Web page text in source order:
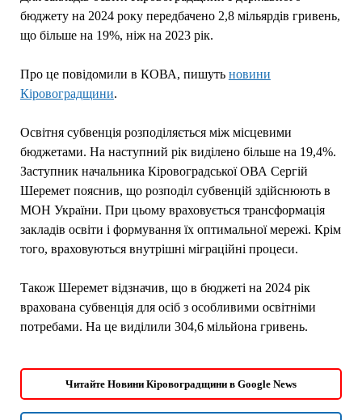
бюджету на 2024 року передбачено 2,8 мільярдів гривень,
що більше на 19%, ніж на 2023 рік.
Про це повідомили в КОВА, пишуть новини
Кіровоградщини.
Освітня субвенція розподіляється між місцевими
бюджетами. На наступний рік виділено більше на 19,4%.
Заступник начальника Кіровоградської ОВА Сергій
Шеремет пояснив, що розподіл субвенцій здійснюють в
МОН України. При цьому враховується трансформація
закладів освіти і формування їх оптимальної мережі. Крім
того, враховуються внутрішні міграційні процеси.
Також Шеремет відзначив, що в бюджеті на 2024 рік
врахована субвенція для осіб з особливими освітніми
потребами. На це виділили 304,6 мільйона гривень.
Читайте Новини Кіровоградщини в Google News